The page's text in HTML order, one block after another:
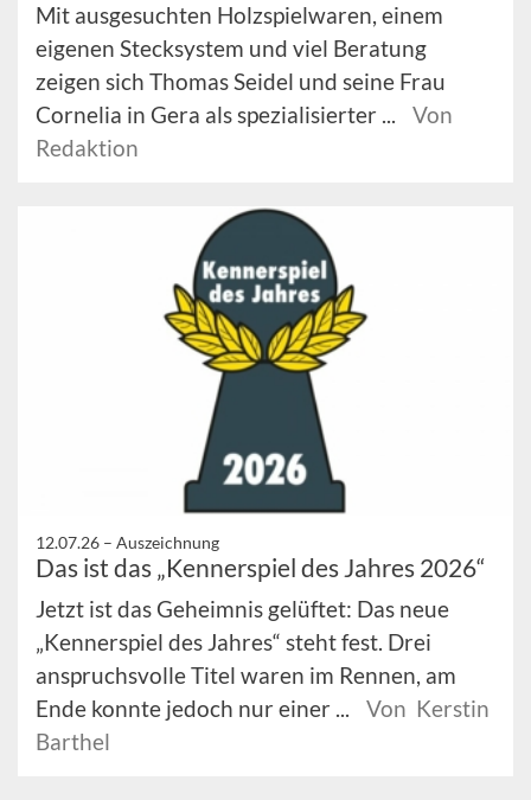
Mit ausgesuchten Holzspielwaren, einem
eigenen Stecksystem und viel Beratung
zeigen sich Thomas Seidel und seine Frau
Cornelia in Gera als spezialisierter ...
Von
Redaktion
12.07.26 – Auszeichnung
Das ist das „Kennerspiel des Jahres 2026“
Jetzt ist das Geheimnis gelüftet: Das neue
„Kennerspiel des Jahres“ steht fest. Drei
anspruchsvolle Titel waren im Rennen, am
Ende konnte jedoch nur einer ...
Von Kerstin
Barthel